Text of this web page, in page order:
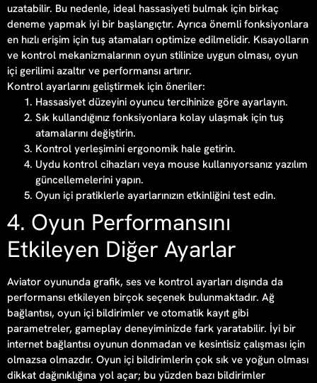
uzatabilir. Bu nedenle, ideal hassasiyeti bulmak için birkaç
deneme yapmak iyi bir başlangıçtır. Ayrıca önemli fonksiyonlara
en hızlı erişim için tuş atamaları optimize edilmelidir. Kısayolların
ve kontrol mekanizmalarının oyun stilinize uygun olması, oyun
içi gerilimi azaltır ve performansı artırır.
Kontrol ayarlarını geliştirmek için öneriler:
Hassasiyet düzeyini oyuncu tercihinize göre ayarlayın.
Sık kullandığınız fonksiyonlara kolay ulaşmak için tuş
atamalarını değiştirin.
Kontrol yerleşimini ergonomik hale getirin.
Uydu kontrol cihazları veya mouse kullanıyorsanız yazılım
güncellemelerini yapın.
Oyun içi pratiklerle ayarlarınızın etkinliğini test edin.
4. Oyun Performansını
Etkileyen Diğer Ayarlar
Aviator oyununda grafik, ses ve kontrol ayarları dışında da
performansı etkileyen birçok seçenek bulunmaktadır. Ağ
bağlantısı, oyun içi bildirimler ve otomatik kayıt gibi
parametreler, gameplay deneyiminizde fark yaratabilir. İyi bir
internet bağlantısı oyunun donmadan ve kesintisiz çalışması için
olmazsa olmazdır. Oyun içi bildirimlerin çok sık ve yoğun olması
dikkat dağınıklığına yol açar; bu yüzden bazı bildirimler